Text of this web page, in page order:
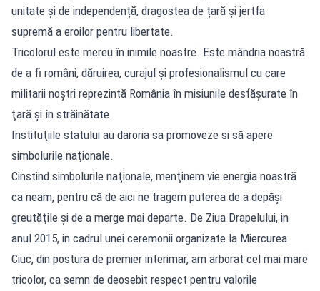
unitate și de independență, dragostea de țară și jertfa
supremă a eroilor pentru libertate.
Tricolorul este mereu în inimile noastre. Este mândria noastră
de a fi români, dăruirea, curajul și profesionalismul cu care
militarii noștri reprezintă România în misiunile desfăşurate în
ţară şi în străinătate.
Instituţiile statului au daroria sa promoveze si să apere
simbolurile naţionale.
Cinstind simbolurile naţionale, menţinem vie energia noastră
ca neam, pentru că de aici ne tragem puterea de a depăşi
greutăţile şi de a merge mai departe. De Ziua Drapelului, in
anul 2015, in cadrul unei ceremonii organizate la Miercurea
Ciuc, din postura de premier interimar, am arborat cel mai mare
tricolor, ca semn de deosebit respect pentru valorile